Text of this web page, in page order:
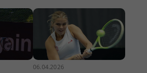
06.04.2026